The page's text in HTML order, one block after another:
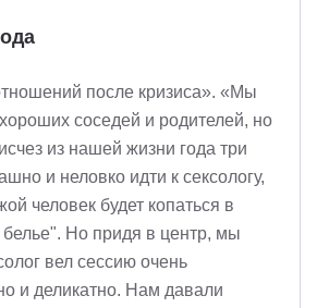
после кризиса». «Мы
соседей и родителей, но
из нашей жизни года три
и неловко идти к сексологу,
человек будет копаться в
Но придя в центр, мы
вел сессию очень
и деликатно. Нам давали